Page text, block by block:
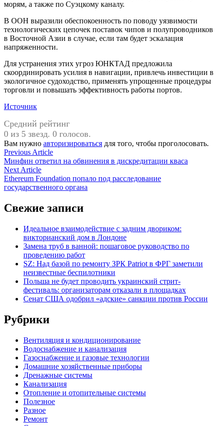
морям, а также по Суэцкому каналу.
В ООН выразили обеспокоенность по поводу уязвимости
технологических цепочек поставок чипов и полупроводников
в Восточной Азии в случае, если там будет эскалация
напряженности.
Для устранения этих угроз ЮНКТАД предложила
скоординировать усилия в навигации, привлечь инвестиции в
экологичное судоходство, применять упрощенные процедуры
торговли и повышать эффективность работы портов.
Источник
Средний рейтинг
0 из 5 звезд. 0 голосов.
Вам нужно авторизироваться для того, чтобы проголосовать.
Навигация
по
записям
Previous ArticlePrevious
article:
Минфин ответил на обвинения в дискредитации кваса
Next ArticleNext
article:
Ethereum Foundation попало под расследование
государственного органа
Свежие записи
Идеальное взаимодействие с задним двориком:
викторианский дом в Лондоне
Замена труб в ванной: пошаговое руководство по
проведению работ
SZ: Над базой по ремонту ЗРК Patriot в ФРГ заметили
неизвестные беспилотники
Польша не будет проводить украинский стрит-
фестиваль: организаторам отказали в площадках
Сенат США одобрил «адские» санкции против России
Рубрики
Вентиляция и кондиционирование
Водоснабжение и канализация
Газоснабжение и газовые технологии
Домашние хозяйственные приборы
Дренажные системы
Канализация
Отопление и отопительные системы
Полезное
Разное
Ремонт